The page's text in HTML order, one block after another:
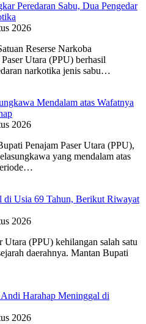
Peredaran Sabu, Dua Pengedar
2026
Reserse Narkoba
Utara (PPU) berhasil
narkotika jenis sabu…
Mendalam atas Wafatnya
2026
Penajam Paser Utara (PPU),
yang mendalam atas
Usia 69 Tahun, Berikut Riwayat
2026
(PPU) kehilangan salah satu
daerahnya. Mantan Bupati
Harahap Meninggal di
2026